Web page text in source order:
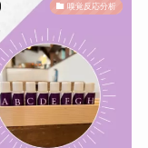
嗅覚反応分析